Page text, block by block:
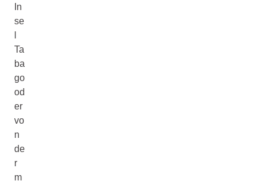
In
se
Ta
ba
go
od
er
vo
n
de
r
m